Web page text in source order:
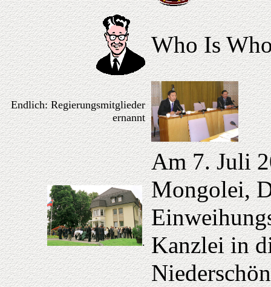
Who Is
Endlich: Regierungsmitglieder
ernannt
.
Am 7. Juli
Mongolei,
Kanzlei in